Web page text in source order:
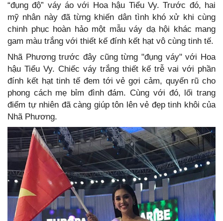
“đụng độ” váy áo với Hoa hậu Tiểu Vy. Trước đó, hai
mỹ nhân này đã từng khiến dân tình khó xử khi cùng
chinh phục hoàn hảo một mẫu váy dạ hội khác mang
gam màu trắng với thiết kế đính kết hạt vô cùng tinh tế.
Nhã Phương trước đây cũng từng "đụng váy" với Hoa
hậu Tiểu Vy. Chiếc váy trắng thiết kế trễ vai với phần
đính kết hạt tinh tế đem tới vẻ gợi cảm, quyến rũ cho
phong cách mẹ bỉm đình đám. Cùng với đó, lối trang
điểm tự nhiên đã càng giúp tôn lên vẻ đẹp tinh khôi của
Nhã Phương.